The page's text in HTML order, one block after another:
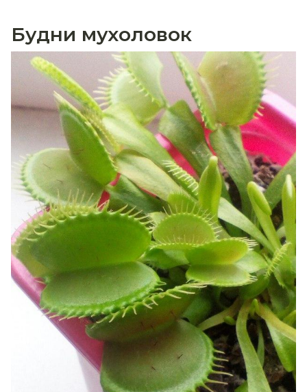
Будни мухоловок